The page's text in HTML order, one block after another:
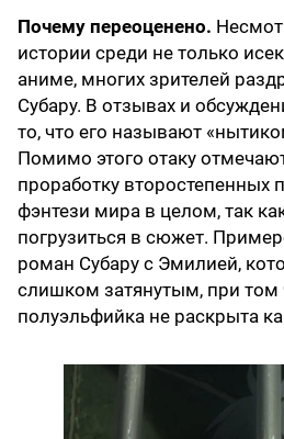
Почему переоценено.
истории среди не только
аниме, многих зрителей
Субару. В отзывах и
то, что его называют
Помимо этого отаку
проработку второстепенных
фэнтези мира в целом, так
погрузиться в сюжет.
роман Субару с Эмилией,
слишком затянутым, при том
полуэльфийка не раскрыта